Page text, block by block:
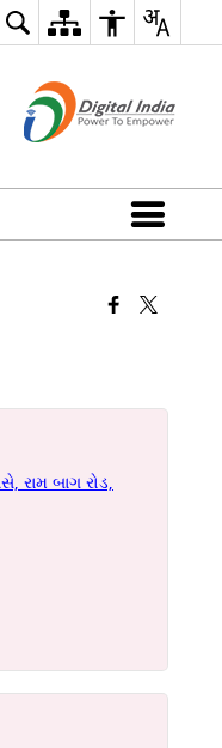
રામ બાગ રોડ,